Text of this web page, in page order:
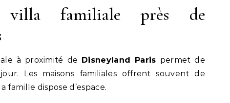
villa familiale près de
à proximité de Disneyland Paris permet de
Les maisons familiales offrent souvent de
famille dispose d’espace.